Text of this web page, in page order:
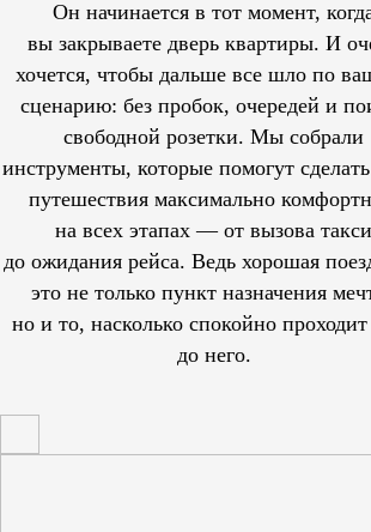
Он начинается в тот момент,
вы закрываете дверь квартиры. И
хочется, чтобы дальше все шло по
сценарию: без пробок, очередей и
свободной розетки. Мы собрали
инструменты, которые помогут
путешествия максимально
на всех этапах — от вызова такси
до ожидания рейса. Ведь хорошая
это не только пункт назначения
но и то, насколько спокойно
до него.